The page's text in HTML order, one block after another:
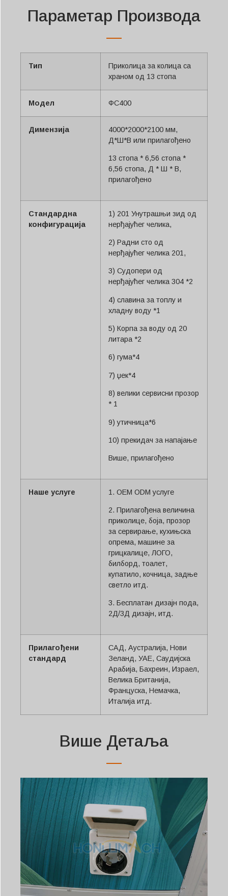
Параметар Производа
Тип
Приколица за колица са
храном од 13 стопа
Модел ФС400
Димензија
4000*2000*2100 мм,
Д*Ш*В или прилагођено
13 стопа * 6,56 стопа *
6,56 стопа, Д * Ш * В,
прилагођено
Стандардна
конфигурација
1) 201 Унутрашњи зид од
нерђајућег челика,
2) Радни сто од
нерђајућег челика 201,
3) Судопери од
нерђајућег челика 304 *2
4) славина за топлу и
хладну воду *1
5) Корпа за воду од 20
литара *2
6) гума*4
7) џек*4
8) велики сервисни прозор
* 1
9) утичница*6
10) прекидач за напајање
Више, прилагођено
Наше услуге 1. OEM ODM услуге
2. Прилагођена величина
приколице, боја, прозор
за сервирање, кухињска
опрема, машине за
грицкалице, ЛОГО,
билборд, тоалет,
купатило, кочница, задње
светло итд.
3. Бесплатан дизајн пода,
2Д/3Д дизајн, итд.
Прилагођени
стандард
САД, Аустралија, Нови
Зеланд, УАЕ, Саудијска
Арабија, Бахреин, Израел,
Велика Британија,
Француска, Немачка,
Италија итд.
Више Детаља